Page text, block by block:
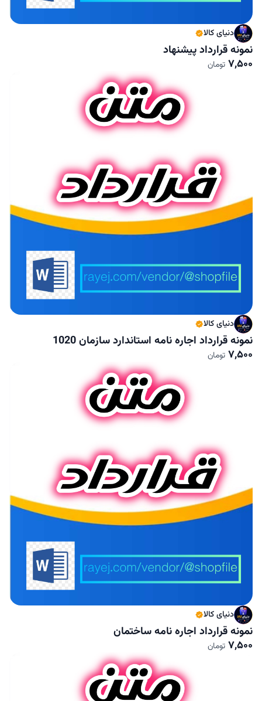
دنیای کالا
نمونه قرارداد پیشنهاد
7,500 تومان
دنیای کالا
نمونه قرارداد اجاره نامه استاندارد سازمان 1020
7,500 تومان
دنیای کالا
نمونه قرارداد اجاره نامه ساختمان
7,500 تومان